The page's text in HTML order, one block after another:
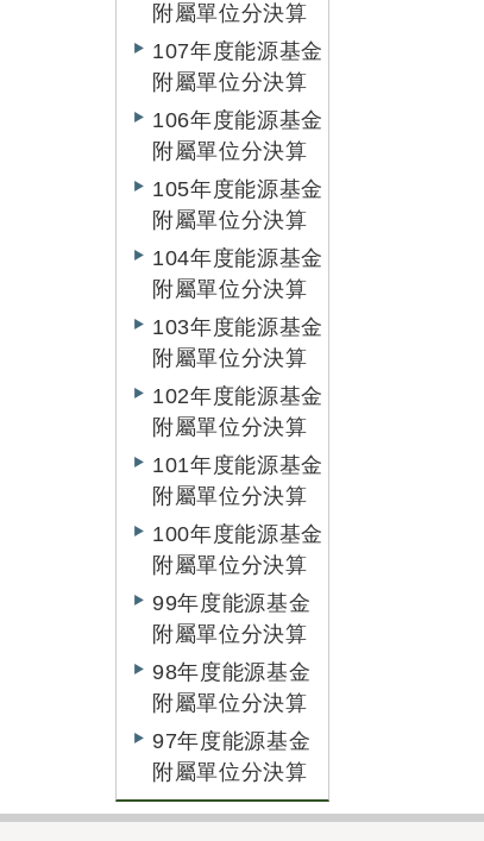
附屬單位分決算
107年度能源基金
附屬單位分決算
106年度能源基金
附屬單位分決算
105年度能源基金
附屬單位分決算
104年度能源基金
附屬單位分決算
103年度能源基金
附屬單位分決算
102年度能源基金
附屬單位分決算
101年度能源基金
附屬單位分決算
100年度能源基金
附屬單位分決算
99年度能源基金
附屬單位分決算
98年度能源基金
附屬單位分決算
97年度能源基金
附屬單位分決算